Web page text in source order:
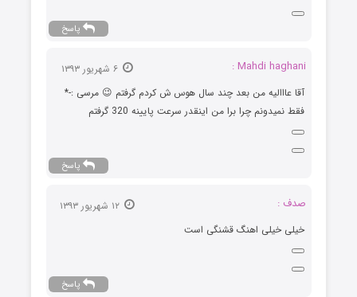
پاسخ
Mahdi haghani :
۶ شهریور ۱۳۹۳
آقا عااالیه من بعد چند سال هوس ش کردم گرفتم 😉 مرسی :-*
فقط نمیدونم چرا برا من اینقدر سرعت پایینه 320 گرفتم
پاسخ
صدف :
۱۲ شهریور ۱۳۹۳
خیلی خیلی اهنگ قشنگی است
پاسخ